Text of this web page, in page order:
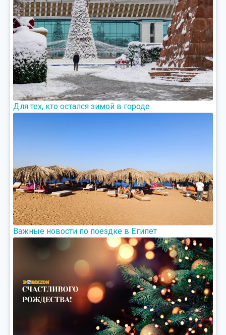
Для тех, кто остался зимой в городе
Важные новости по поездке в Египет